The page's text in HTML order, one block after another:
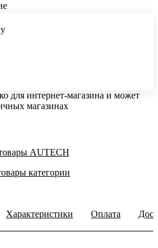
для интернет-магазина и может
магазинах
AUTECH
категории
Характеристики Оплата